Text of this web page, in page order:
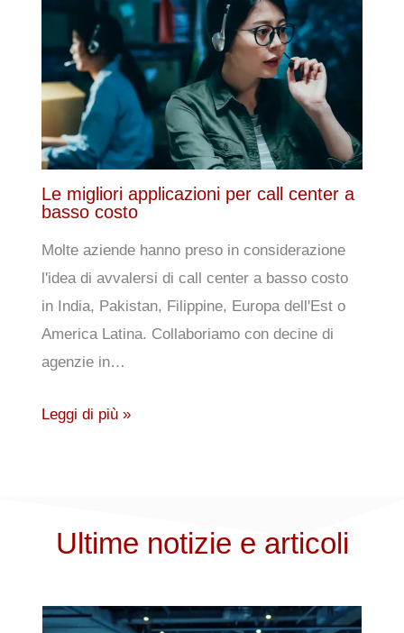
Le migliori applicazioni per call center a
basso costo
Molte aziende hanno preso in considerazione
l'idea di avvalersi di call center a basso costo
in India, Pakistan, Filippine, Europa dell'Est o
America Latina. Collaboriamo con decine di
agenzie in…
Leggi di più »
Ultime notizie e articoli